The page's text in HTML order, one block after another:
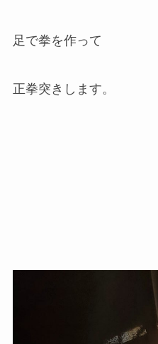
足で拳を作って
正拳突きします。